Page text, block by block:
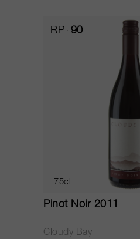
RP 90
75cl
Pinot Noir 2011
Cloudy Bay